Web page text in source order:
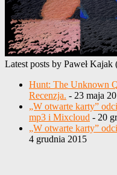
Latest posts by Paweł Kajak
Hunt: The Unknown
Recenzja. - 23 maja
„W otwarte karty”
mp3 i Mixcloud - 20
„W otwarte karty”
4 grudnia 2015